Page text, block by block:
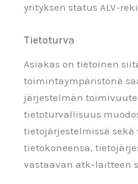
yrityksen status ALV-
Tietoturva
Asiakas on tietoinen
toimintaympäristönä
järjestelmän
tietoturvallisuus
tietojärjestelmissä sekä
tietokoneensa,
vastaavan atk-laitteen